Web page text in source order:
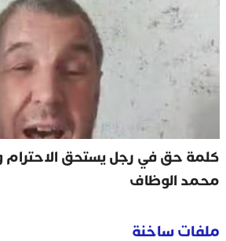
كلمة حق في رجل يستحق الاحترام
محمد الوظاف
ملفات ساخنة